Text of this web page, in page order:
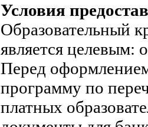
Условия
Образовательный
является целевым:
Перед
программу по
платных